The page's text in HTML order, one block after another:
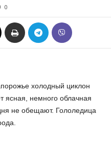
0
холодный циклон
ясная, немного облачная
не обещают. Гололедица